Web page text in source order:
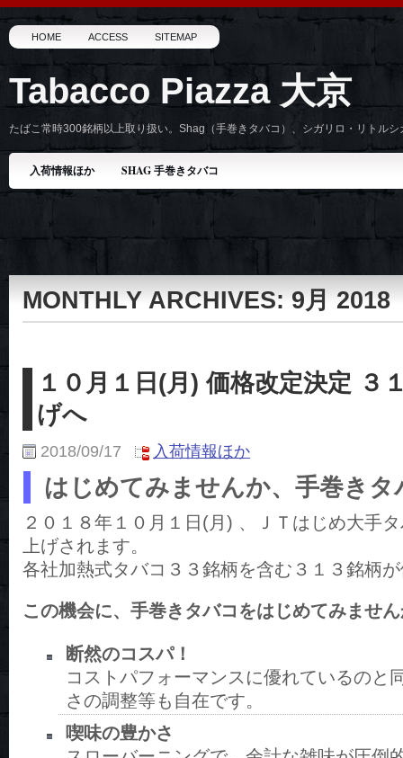
HOME ACCESS SITEMAP
Tabacco Piazza 大京
たばこ常時300銘柄以上取り扱い。Shag（手巻きタバコ）、シガリロ・リトル
入荷情報ほか SHAG 手巻きタバコ
MONTHLY ARCHIVES:9月 2018
１０月１日(月) 価格改定決定 ３
げへ
2018/09/17 入荷情報ほか
はじめてみませんか、手巻きタ
２０１８年１０月１日(月) 、ＪＴはじめ大手
上げされます。
各社加熱式タバコ３３銘柄を含む３１３銘柄
この機会に、手巻きタバコをはじめてみませ
断然のコスパ！
コストパフォーマンスに優れているのと
さの調整等も自在です。
喫味の豊かさ